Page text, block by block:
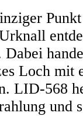
Loch mit
LID-568
und